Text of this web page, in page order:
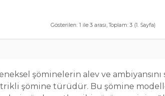
Gösterilen: 1 ile 3 arası, Toplam: 3 (1. Sayfa)
şöminelerin alev ve
şömine türüdür. Bu şömine